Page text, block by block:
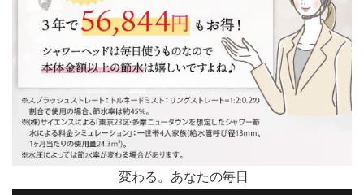
変わる。あなたの毎日